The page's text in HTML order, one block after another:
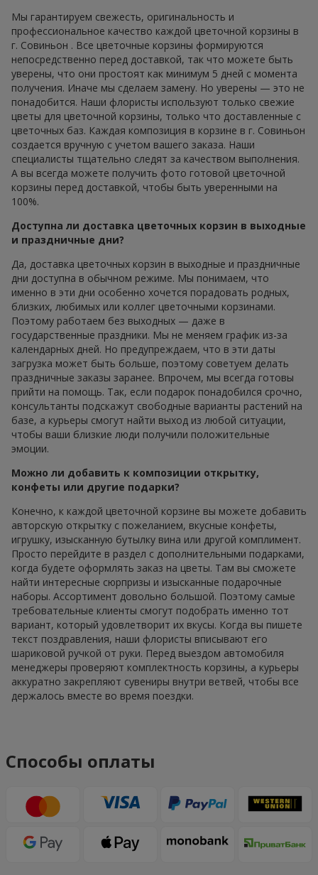
Мы гарантируем свежесть, оригинальность и
профессиональное качество каждой цветочной корзины в
г. Совиньон . Все цветочные корзины формируются
непосредственно перед доставкой, так что можете быть
уверены, что они простоят как минимум 5 дней с момента
получения. Иначе мы сделаем замену. Но уверены — это не
понадобится. Наши флористы используют только свежие
цветы для цветочной корзины, только что доставленные с
цветочных баз. Каждая композиция в корзине в г. Совиньон
создается вручную с учетом вашего заказа. Наши
специалисты тщательно следят за качеством выполнения.
А вы всегда можете получить фото готовой цветочной
корзины перед доставкой, чтобы быть уверенными на
100%.
Доступна ли доставка цветочных корзин в выходные
и праздничные дни?
Да, доставка цветочных корзин в выходные и праздничные
дни доступна в обычном режиме. Мы понимаем, что
именно в эти дни особенно хочется порадовать родных,
близких, любимых или коллег цветочными корзинами.
Поэтому работаем без выходных — даже в
государственные праздники. Мы не меняем график из-за
календарных дней. Но предупреждаем, что в эти даты
загрузка может быть больше, поэтому советуем делать
праздничные заказы заранее. Впрочем, мы всегда готовы
прийти на помощь. Так, если подарок понадобился срочно,
консультанты подскажут свободные варианты растений на
базе, а курьеры смогут найти выход из любой ситуации,
чтобы ваши близкие люди получили положительные
эмоции.
Можно ли добавить к композиции открытку,
конфеты или другие подарки?
Конечно, к каждой цветочной корзине вы можете добавить
авторскую открытку с пожеланием, вкусные конфеты,
игрушку, изысканную бутылку вина или другой комплимент.
Просто перейдите в раздел с дополнительными подарками,
когда будете оформлять заказ на цветы. Там вы сможете
найти интересные сюрпризы и изысканные подарочные
наборы. Ассортимент довольно большой. Поэтому самые
требовательные клиенты смогут подобрать именно тот
вариант, который удовлетворит их вкусы. Когда вы пишете
текст поздравления, наши флористы вписывают его
шариковой ручкой от руки. Перед выездом автомобиля
менеджеры проверяют комплектность корзины, а курьеры
аккуратно закрепляют сувениры внутри ветвей, чтобы все
держалось вместе во время поездки.
Способы оплаты